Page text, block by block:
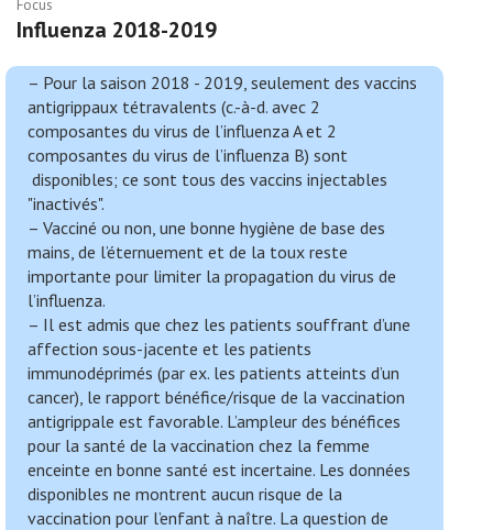
Focus
Influenza 2018-2019
– Pour la saison 2018 - 2019, seulement des vaccins
antigrippaux tétravalents (c.-à-d. avec 2
composantes du virus de l’influenza A et 2
composantes du virus de l’influenza B) sont
disponibles; ce sont tous des vaccins injectables
"inactivés".
– Vacciné ou non, une bonne hygiène de base des
mains, de l’éternuement et de la toux reste
importante pour limiter la propagation du virus de
l’influenza.
– Il est admis que chez les patients souffrant d’une
affection sous-jacente et les patients
immunodéprimés (par ex. les patients atteints d’un
cancer), le rapport bénéfice/risque de la vaccination
antigrippale est favorable. L’ampleur des bénéfices
pour la santé de la vaccination chez la femme
enceinte en bonne santé est incertaine. Les données
disponibles ne montrent aucun risque de la
vaccination pour l’enfant à naître. La question de